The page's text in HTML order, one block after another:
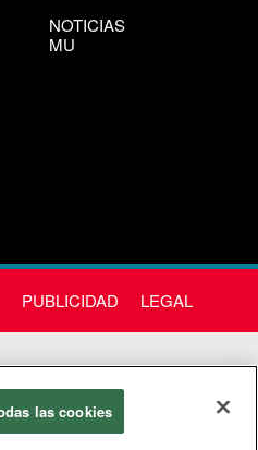
NOTICIAS
MU
PUBLICIDAD LEGAL
las cookies